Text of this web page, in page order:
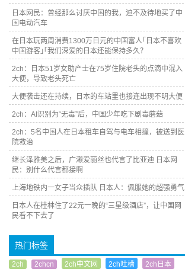
日本网民：曾经那么讨厌中国的我，迫不及待地买了中
国电动汽车
在日本玩两周消费1300万日元的中国富人｢日本不喜欢
中国游客｣｢我们深爱的日本还能保持多久？
2ch：日本51岁女助产士在75岁住院老头的点滴中混入
大便，导致老头死亡
大便袭击还在持续，日本的车站里也接连出现不明大便
2ch：AI识别为“无毒”后，中国少年吃下剧毒蘑菇
2ch：5名中国人在日本租车自驾与电车相撞，被送到医
院救治
继长泽雅美之后，广濑爱丽丝也代言了比亚迪 日本网
民：别什么代言都接啊
上海地铁内一女子当众插队 日本人：佩服她的超强勇气
日本人在桂林住了22元一晚的“三星级酒店”，让中国网
民看不下去了
热门标签
2ch 2chcn 2ch中文网 2ch吐槽
2ch日本